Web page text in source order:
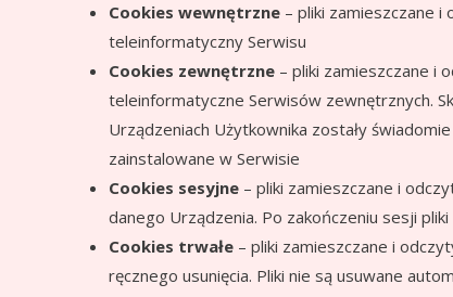
Cookies wewnętrzne – pliki zamieszczane
teleinformatyczny Serwisu
Cookies zewnętrzne – pliki zamieszczane i
teleinformatyczne Serwisów zewnętrznych.
Urządzeniach Użytkownika zostały
zainstalowane w Serwisie
Cookies sesyjne – pliki zamieszczane i
danego Urządzenia. Po zakończeniu sesji
Cookies trwałe – pliki zamieszczane i
ręcznego usunięcia. Pliki nie są usuwane